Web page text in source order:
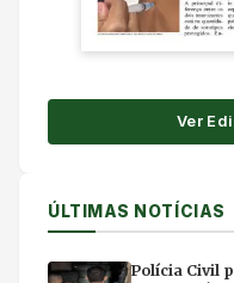
Ver
ÚLTIMAS NOTÍCIAS
Polícia Civil